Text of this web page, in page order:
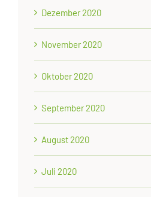
Dezember 2020
November 2020
Oktober 2020
September 2020
August 2020
Juli 2020